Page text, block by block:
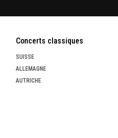
Concerts classiques
SUISSE
ALLEMAGNE
AUTRICHE